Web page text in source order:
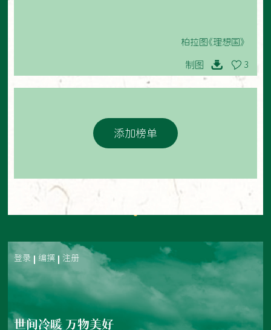
柏拉图《理想国》
制图 3
添加榜单
登录 编撰 注册
世间冷暖 万物美好